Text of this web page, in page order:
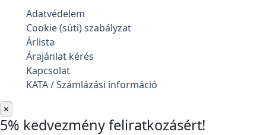
Adatvédelem
Cookie (süti) szabályzat
Árlista
Árajánlat kérés
Kapcsolat
KATA / Számlázási információ
×
5% kedvezmény feliratkozásért!